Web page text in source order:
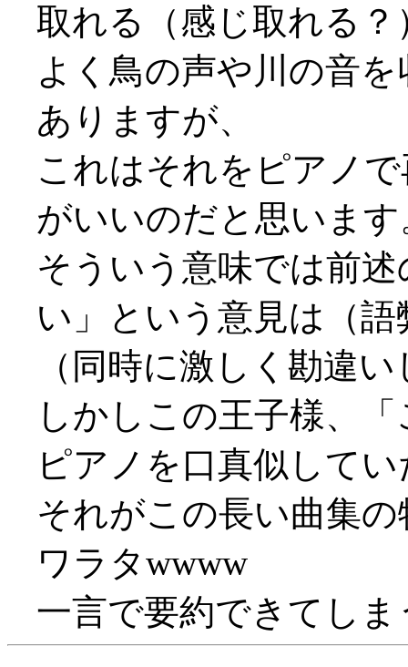
取れる（感じ取れる
よく鳥の声や川の音
ありますが、
これはそれをピアノ
がいいのだと思います
そういう意味では前
い」という意見は（
（同時に激しく勘違
しかしこの王子様、
ピアノを口真似して
それがこの長い曲集
ワラタwwww
一言で要約できてし